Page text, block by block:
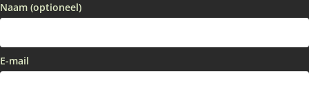
Naam (optioneel)
E-mail